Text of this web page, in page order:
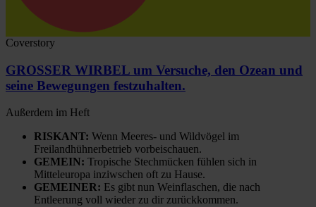
Coverstory
GROSSER WIRBEL um Versuche, den Ozean und
seine Bewegungen festzuhalten.
Außerdem im Heft
RISKANT: Wenn Meeres- und Wildvögel im
Freilandhühnerbetrieb vorbeischauen.
GEMEIN: Tropische Stechmücken fühlen sich in
Mitteleuropa inziwschen oft zu Hause.
GEMEINER: Es gibt nun Weinflaschen, die nach
Entleerung voll wieder zu dir zurückkommen.